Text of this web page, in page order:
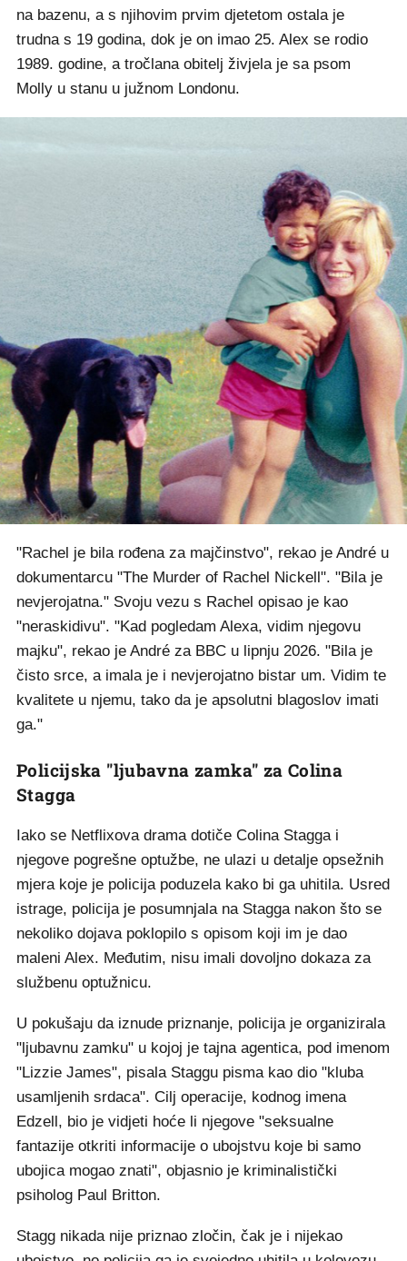
na bazenu, a s njihovim prvim djetetom ostala je
trudna s 19 godina, dok je on imao 25. Alex se rodio
1989. godine, a tročlana obitelj živjela je sa psom
Molly u stanu u južnom Londonu.
"Rachel je bila rođena za majčinstvo", rekao je André u
dokumentarcu "The Murder of Rachel Nickell". "Bila je
nevjerojatna." Svoju vezu s Rachel opisao je kao
"neraskidivu". "Kad pogledam Alexa, vidim njegovu
majku", rekao je André za BBC u lipnju 2026. "Bila je
čisto srce, a imala je i nevjerojatno bistar um. Vidim te
kvalitete u njemu, tako da je apsolutni blagoslov imati
ga."
Policijska "ljubavna zamka" za Colina
Stagga
Iako se Netflixova drama dotiče Colina Stagga i
njegove pogrešne optužbe, ne ulazi u detalje opsežnih
mjera koje je policija poduzela kako bi ga uhitila. Usred
istrage, policija je posumnjala na Stagga nakon što se
nekoliko dojava poklopilo s opisom koji im je dao
maleni Alex. Međutim, nisu imali dovoljno dokaza za
službenu optužnicu.
U pokušaju da iznude priznanje, policija je organizirala
"ljubavnu zamku" u kojoj je tajna agentica, pod imenom
"Lizzie James", pisala Staggu pisma kao dio "kluba
usamljenih srdaca". Cilj operacije, kodnog imena
Edzell, bio je vidjeti hoće li njegove "seksualne
fantazije otkriti informacije o ubojstvu koje bi samo
ubojica mogao znati", objasnio je kriminalistički
psiholog Paul Britton.
Stagg nikada nije priznao zločin, čak je i nijekao